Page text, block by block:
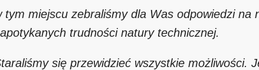
tym miejscu zebraliśmy dla Was odpowiedzi
trudności natury technicznej.
się przewidzieć wszystkie możliwości.